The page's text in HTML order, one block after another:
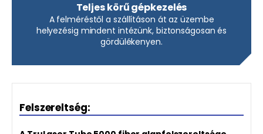
Teljes körű gépkezelés
A felméréstől a szállításon át az üzembe
helyezésig mindent intézünk, biztonságosan és
gördülékenyen.
Felszereltség: